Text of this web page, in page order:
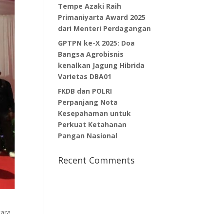
Tempe Azaki Raih
Primaniyarta Award 2025
dari Menteri Perdagangan
GPTPN ke-X 2025: Doa
Bangsa Agrobisnis
kenalkan Jagung Hibrida
Varietas DBA01
FKDB dan POLRI
Perpanjang Nota
Kesepahaman untuk
Perkuat Ketahanan
Pangan Nasional
Recent Comments